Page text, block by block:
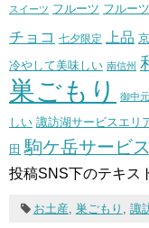
スイーツ フルーツ フルー
チョコ 七夕限定 上品
冷やして美味しい 南信州
巣ごもり 御中元
しい 諏訪湖サービスエリ
田 駒ケ岳サービ
投稿SNS下のテキス
お土産 巣ごもり 諏